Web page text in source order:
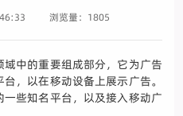
浏览量：1805
中的重要组成部分，它为广告
，以在移动设备上展示广告。
些知名平台，以及接入移动广